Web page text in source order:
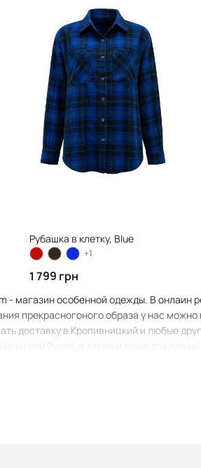
Рубашка в клетку, Blue
+1
1 799 грн
- магазин особенной одежды. В онлаин
прекрасногоного образа у нас
доставку в Кропивницкий и любые
или Рукав, а также и вещи для